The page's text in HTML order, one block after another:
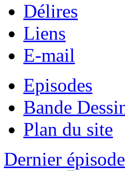
Délires
Liens
E-mail
Episodes
Bande
Plan du site
Dernier épisode